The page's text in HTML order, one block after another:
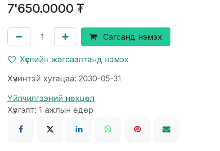
7'650.0000 ₮
Сагсанд нэмэх
Хүслийн жагсаалтанд нэмэх
Хүчинтэй хугацаа: 2030-05-31
Үйлчилгээний нөхцөл
Хүргэлт: 1 ажлын өдөр